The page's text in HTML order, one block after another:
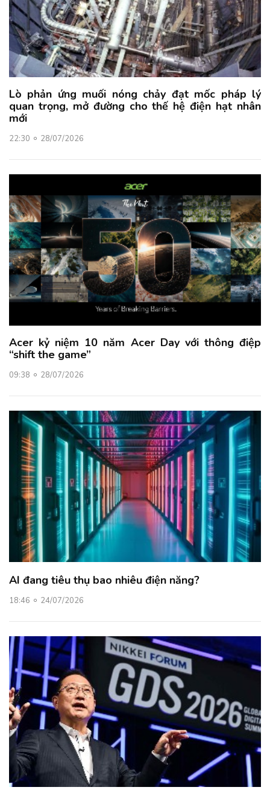
Lò phản ứng muối nóng chảy đạt mốc pháp lý
quan trọng, mở đường cho thế hệ điện hạt nhân
mới
22:30 28/07/2026
Acer kỷ niệm 10 năm Acer Day với thông điệp
“shift the game”
09:38 28/07/2026
AI đang tiêu thụ bao nhiêu điện năng?
18:46 24/07/2026